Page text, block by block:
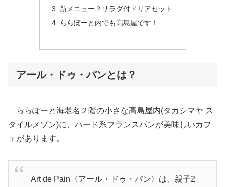
新メニュー？サラダ付ドリアセット
ららぽーと内でも高島屋です！
アール・ドゥ・パンとは？
ららぽーと海老名２階の小さな高島屋内(タカシマヤ ス
タイルメゾン)に、ハード系フランスパンが美味しいカフ
ェがあります。
Art de Pain〈アール・ドゥ・パン〉は、親子2